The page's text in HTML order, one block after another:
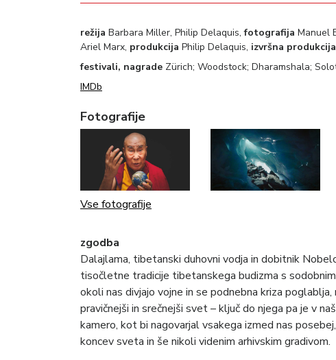
režija Barbara Miller, Philip Delaquis,fotografija Manuel
Ariel Marx, produkcija Philip Delaquis, izvršna produkcija
festivali, nagrade Zürich; Woodstock; Dharamshala;
IMDb
Fotografije
Vse fotografije
zgodba
Dalajlama, tibetanski duhovni vodja in dobitnik
tisočletne tradicije tibetanskega budizma s
okoli nas divjajo vojne in se podnebna kriza
pravičnejši in srečnejši svet – ključ do njega pa je v
kamero, kot bi nagovarjal vsakega izmed nas
koncev sveta in še nikoli videnim arhivskim gradivom.